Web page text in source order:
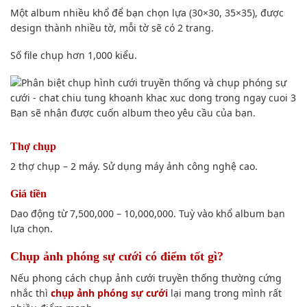
Một album nhiều khổ để bạn chọn lựa (30×30, 35×35), được
design thành nhiều tờ, mỗi tờ sẽ có 2 trang.
Số file chụp hơn 1,000 kiểu.
Bạn sẽ nhận được cuốn album theo yêu cầu của bạn.
Thợ chụp
2 thợ chụp – 2 máy. Sử dụng máy ảnh công nghệ cao.
Giá tiền
Dao động từ 7,500,000 – 10,000,000. Tuỳ vào khổ album bạn
lựa chọn.
Chụp ảnh phóng sự cưới có điểm tốt gì?
Nếu phong cách chụp ảnh cưới truyền thống thường cứng
nhắc thì chụp ảnh phóng sự cưới lại mang trong mình rất